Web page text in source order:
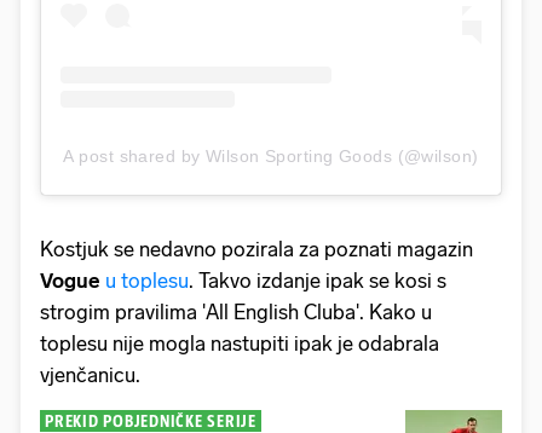
A post shared by Wilson Sporting Goods (@wilson)
Kostjuk se nedavno pozirala za poznati magazin
Vogue u toplesu. Takvo izdanje ipak se kosi s
strogim pravilima 'All English Cluba'. Kako u
toplesu nije mogla nastupiti ipak je odabrala
vjenčanicu.
PREKID POBJEDNIČKE SERIJE